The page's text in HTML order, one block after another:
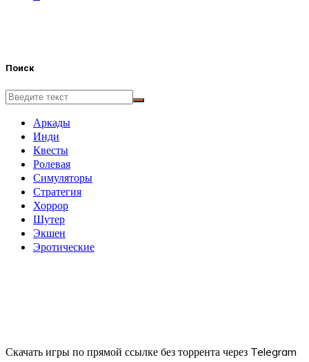
Поиск
Аркады
Инди
Квесты
Ролевая
Симуляторы
Стратегия
Хоррор
Шутер
Экшен
Эротические
Скачать игры по прямой ссылке без торрента через Telegram